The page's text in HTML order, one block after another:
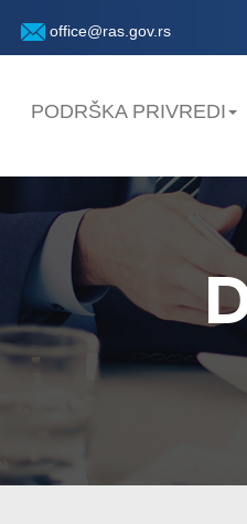
office@ras.gov.rs
PODRŠKA PRIVREDI